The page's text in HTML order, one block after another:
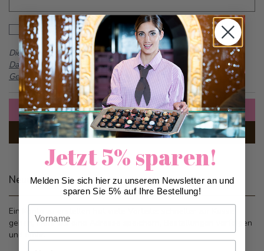
Passwort anzeigen
Dieses Formular ist durch reCAPTCHA geschützt -Google
Datenschutzbestimmungenund
Allgemeine
Geschäftsbedingungen
Anmelden
Passwort vergessen?
Neue Kunden
Ein Konto zu erstellen hat viele Vorteile: schneller zur Kasse
gehen, mehr als eine Adresse speichern, Bestellungen verfolgen
und mehr.
Jetzt 5% sparen!
Melden Sie sich hier zu unserem Newsletter an und
sparen Sie 5% auf Ihre Bestellung!
Nachname